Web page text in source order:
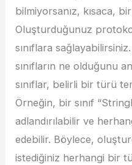
bilmiyorsanız, kısaca,
Oluşturduğunuz
sınıflara
sınıfların ne olduğunu
sınıflar, belirli bir türü
Örneğin, bir sınıf
adlandırılabilir ve
edebilir. Böylece,
istediğiniz herhangi bir